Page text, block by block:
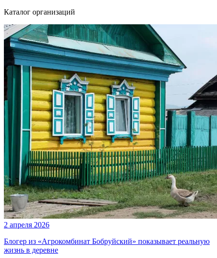
Каталог организаций
2 апреля 2026
Блогер из «Агрокомбинат Бобруйский» показывает реальную
жизнь в деревне